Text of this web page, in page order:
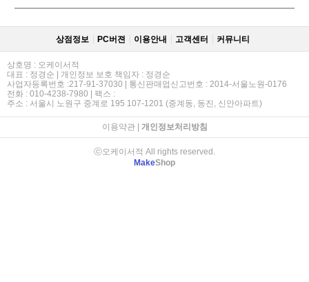
상점정보 PC버젼 이용안내 고객센터 커뮤니티
상호명 : 오케이서적
대표 : 정경순 | 개인정보 보호 책임자 : 정경순
사업자등록번호 :217-91-37030 | 통신판매업신고번호 : 2014-서울노원-0176
전화 : 010-4238-7980 | 팩스 :
주소 : 서울시 노원구 중계로 195 107-1201 (중계동, 동진, 신안아파트)
이용약관| 개인정보처리방침
ⓒ오케이서적 All rights reserved.
MakeShop